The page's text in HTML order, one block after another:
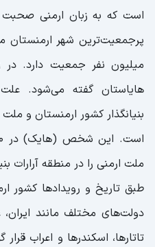
است که به زبان ارمنی صحبت
پرجمعیت‌ترین شهر
میلیون نفر جمعیت دارد. در
هایاستان گفته می‌شود.
بنیانگذار کشور ارمنستان و
ملت ارمنی را در منطقه آرارات
طبق تاریخ و رویدادها کشور
دولت‌های مختلف مانند
تاتارها، اسکندرها و اعراب